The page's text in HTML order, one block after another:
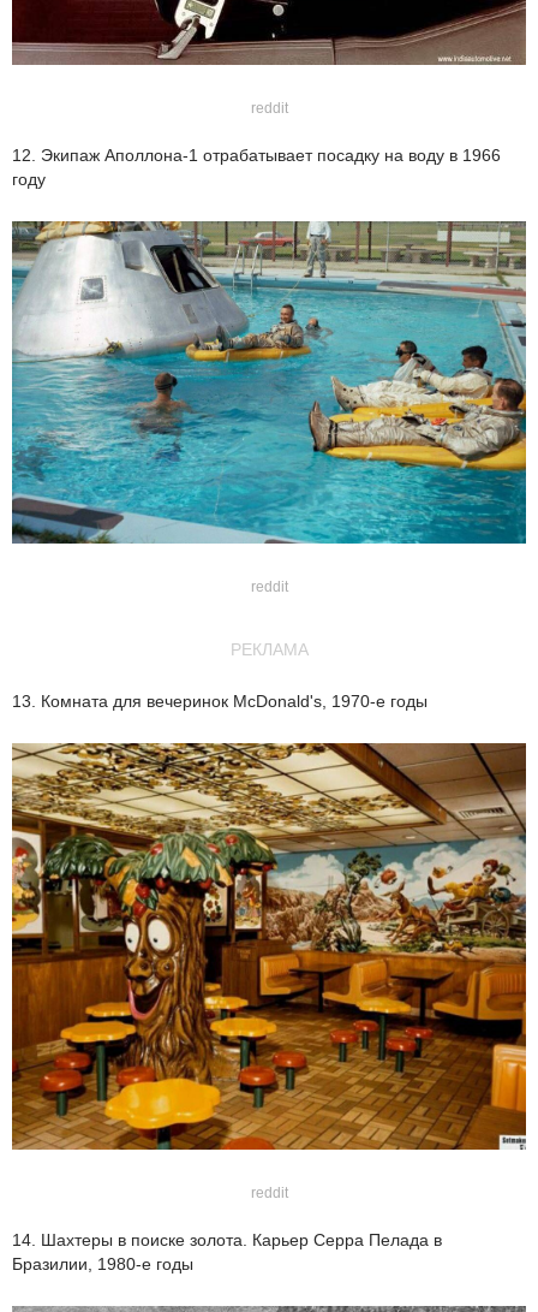
reddit
12. Экипаж Аполлона-1 отрабатывает посадку на воду в 1966
году
reddit
РЕКЛАМА
13. Комната для вечеринок McDonald's, 1970-е годы
reddit
14. Шахтеры в поиске золота. Карьер Серра Пелада в
Бразилии, 1980-е годы